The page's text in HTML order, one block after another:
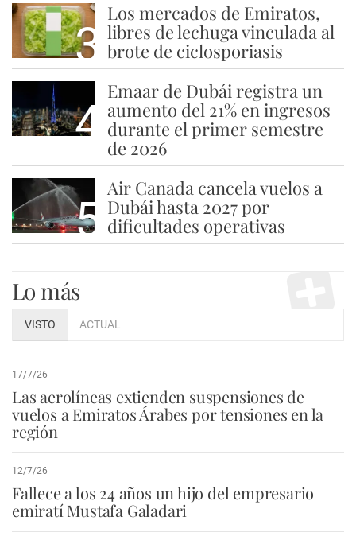
3
Los mercados de Emiratos,
libres de lechuga vinculada al
brote de ciclosporiasis
4
Emaar de Dubái registra un
aumento del 21% en ingresos
durante el primer semestre
de 2026
5
Air Canada cancela vuelos a
Dubái hasta 2027 por
dificultades operativas
Lo más
VISTO ACTUAL
17/7/26
Las aerolíneas extienden suspensiones de
vuelos a Emiratos Árabes por tensiones en la
región
12/7/26
Fallece a los 24 años un hijo del empresario
emiratí Mustafa Galadari